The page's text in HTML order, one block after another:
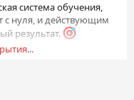
система обучения,
с нуля, и действующим
результат.